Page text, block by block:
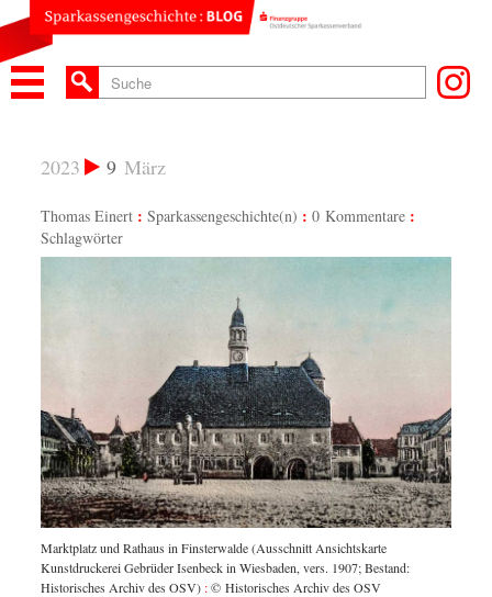
9 März
2023
Thomas Einert Sparkassengeschichte(n)
0 Kommentare
Schlagwörter
Marktplatz und Rathaus in Finsterwalde (Ausschnitt Ansichtskarte
Kunstdruckerei Gebrüder Isenbeck in Wiesbaden, vers. 1907; Bestand:
Historisches Archiv des OSV) :© Historisches Archiv des OSV